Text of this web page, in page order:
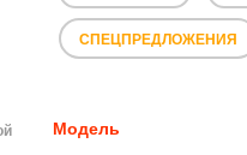
СПЕЦПРЕДЛОЖЕНИЯ
Модель